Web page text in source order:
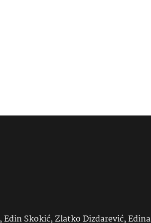
Skokić, Zlatko Dizdarević, Edina